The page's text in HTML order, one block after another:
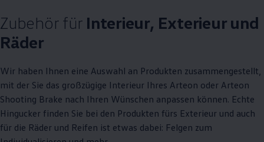
Zubehörfür Interieur, Exterieur und
Räder
Wir haben Ihnen eine Auswahl an Produkten zusammengestellt,
mit der Sie das großzügige Interieur Ihres Arteon oder Arteon
Shooting Brake nach Ihren Wünschen anpassen können. Echte
Hingucker finden Sie bei den Produkten fürs Exterieur und auch
für die Räder und Reifen ist etwas dabei: Felgen zum